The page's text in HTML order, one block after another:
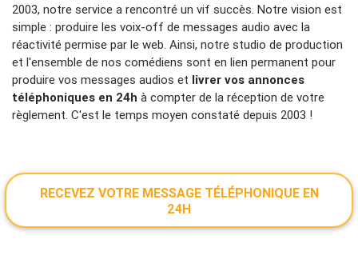
2003, notre service a rencontré un vif succès. Notre vision est
simple : produire les voix-off de messages audio avec la
réactivité permise par le web. Ainsi, notre studio de production
et l'ensemble de nos comédiens sont en lien permanent pour
produire vos messages audios et livrer vos annonces
téléphoniques en 24h à compter de la réception de votre
règlement. C'est le temps moyen constaté depuis 2003 !
RECEVEZ VOTRE MESSAGE TÉLÉPHONIQUE EN
24H